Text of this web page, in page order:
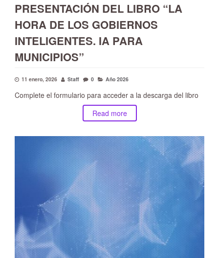
PRESENTACIÓN DEL LIBRO “LA
HORA DE LOS GOBIERNOS
INTELIGENTES. IA PARA
MUNICIPIOS”
11 enero, 2026 Staff 0 Año 2026
Complete el formulario para acceder a la descarga del libro
Read more